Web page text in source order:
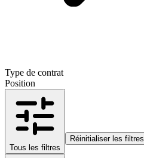
Type de contrat
Position
Tous les filtres
Réinitialiser les filtres